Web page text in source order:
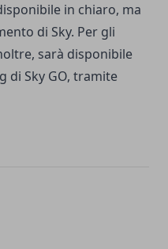
in chiaro, ma
di Sky. Per gli
sarà disponibile
di Sky GO, tramite